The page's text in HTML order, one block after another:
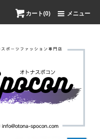
カート(0) メニュー